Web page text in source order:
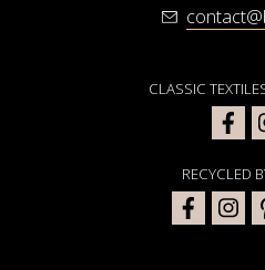
CLASSIC
RECYCLED